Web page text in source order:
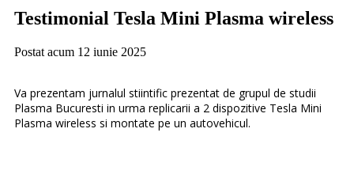
Testimonial Tesla Mini Plasma wireless
Postat acum 12 iunie 2025
Va prezentam jurnalul stiintific prezentat de grupul de studii
Plasma Bucuresti in urma replicarii a 2 dispozitive Tesla Mini
Plasma wireless si montate pe un autovehicul.